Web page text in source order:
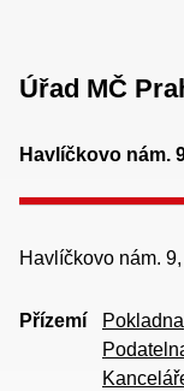
Úřad MČ
Havlíčkovo nám.
Havlíčkovo nám.
Přízemí
Pokladna